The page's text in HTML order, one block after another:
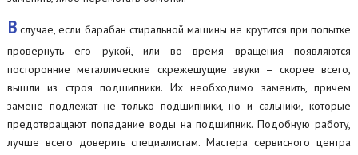
В случае, если барабан стиральной машины не крутится при попытке
провернуть его рукой, или во время вращения появляются
посторонние металлические скрежещущие звуки – скорее всего,
вышли из строя подшипники. Их необходимо заменить, причем
замене подлежат не только подшипники, но и сальники, которые
предотвращают попадание воды на подшипник. Подобную работу,
лучше всего доверить специалистам. Мастера сервисного центра